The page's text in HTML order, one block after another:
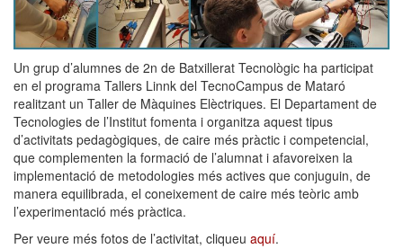
Un grup d’alumnes de 2n de Batxillerat Tecnològic ha participat
en el programa Tallers Linnk del TecnoCampus de Mataró
realitzant un Taller de Màquines Elèctriques. El Departament de
Tecnologies de l’Institut fomenta i organitza aquest tipus
d’activitats pedagògiques, de caire més pràctic i competencial,
que complementen la formació de l’alumnat i afavoreixen la
implementació de metodologies més actives que conjuguin, de
manera equilibrada, el coneixement de caire més teòric amb
l’experimentació més pràctica.
Per veure més fotos de l’activitat, cliqueu aquí.